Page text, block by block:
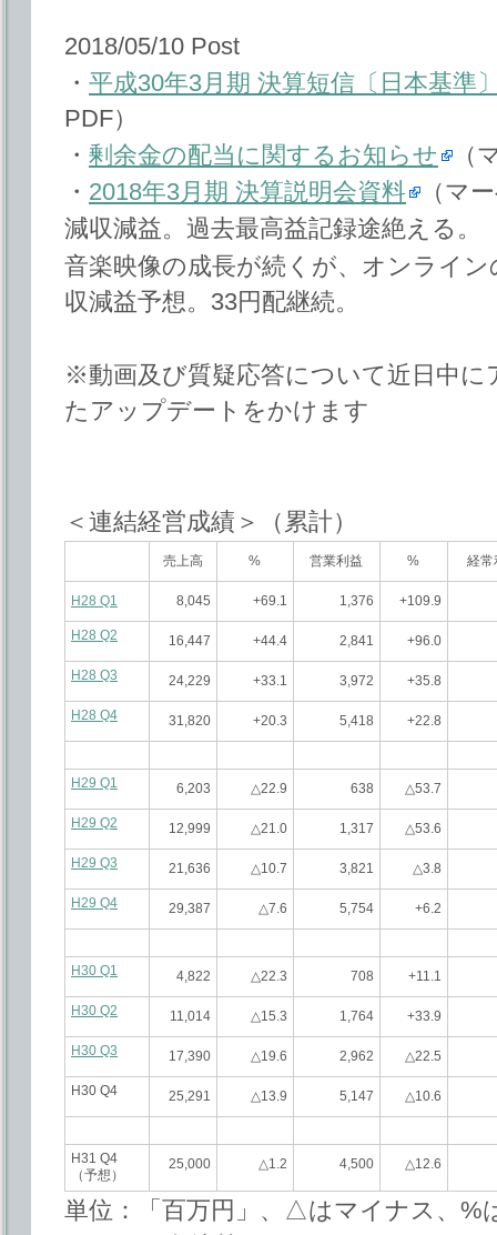
2018/05/10 Post
・ 平成30年3月期 決算短信〔日本基準
PDF）
・ 剰余金の配当に関するお知らせ
（
・ 2018年3月期 決算説明会資料
（マ
減収減益。過去最高益記録途絶える。
音楽映像の成長が続くが、オンライ
収減益予想。33円配継続。
※動画及び質疑応答について近日中
たアップデートをかけます
＜連結経営成績＞（累計）
売上高 % 営業利益 % 経常
H28 Q1 8,045 +69.1 1,376 +109.9
H28 Q2 16,447 +44.4 2,841 +96.0
H28 Q3 24,229 +33.1 3,972 +35.8
H28 Q4 31,820 +20.3 5,418 +22.8
H29 Q1 6,203 △22.9 638 △53.7
H29 Q2 12,999 △21.0 1,317 △53.6
H29 Q3 21,636 △10.7 3,821 △3.8
H29 Q4 29,387 △7.6 5,754 +6.2
H30 Q1 4,822 △22.3 708 +11.1
H30 Q2 11,014 △15.3 1,764 +33.9
H30 Q3 17,390 △19.6 2,962 △22.5
H30 Q4 25,291 △13.9 5,147 △10.6
H31 Q4
（予想）
25,000 △1.2 4,500 △12.6
単位：「百万円」、△はマイナス、%